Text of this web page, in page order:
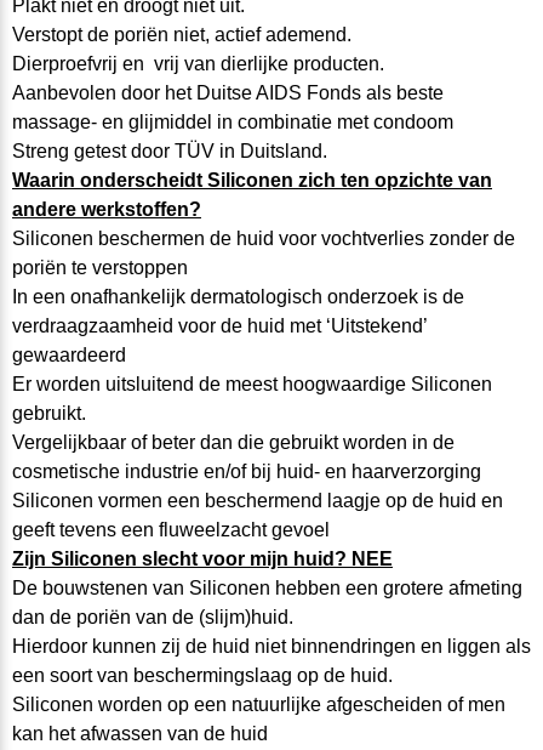
Plakt niet en droogt niet uit.
Verstopt de poriën niet, actief ademend.
Dierproefvrij en vrij van dierlijke producten.
Aanbevolen door het Duitse AIDS Fonds als beste
massage- en glijmiddel in combinatie met condoom
Streng getest door TÜV in Duitsland.
Waarin onderscheidt Siliconen zich ten opzichte van
andere werkstoffen?
Siliconen beschermen de huid voor vochtverlies zonder de
poriën te verstoppen
In een onafhankelijk dermatologisch onderzoek is de
verdraagzaamheid voor de huid met ‘Uitstekend’
gewaardeerd
Er worden uitsluitend de meest hoogwaardige Siliconen
gebruikt.
Vergelijkbaar of beter dan die gebruikt worden in de
cosmetische industrie en/of bij huid- en haarverzorging
Siliconen vormen een beschermend laagje op de huid en
geeft tevens een fluweelzacht gevoel
Zijn Siliconen slecht voor mijn huid? NEE
De bouwstenen van Siliconen hebben een grotere afmeting
dan de poriën van de (slijm)huid.
Hierdoor kunnen zij de huid niet binnendringen en liggen als
een soort van beschermingslaag op de huid.
Siliconen worden op een natuurlijke afgescheiden of men
kan het afwassen van de huid